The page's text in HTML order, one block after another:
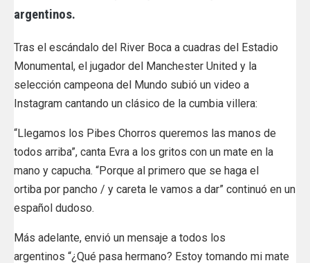
argentinos.
Tras el escándalo del River Boca a cuadras del Estadio
Monumental, el jugador del Manchester United y la
selección campeona del Mundo subió un video a
Instagram cantando un clásico de la cumbia villera:
“Llegamos los Pibes Chorros queremos las manos de
todos arriba”, canta Evra a los gritos con un mate en la
mano y capucha. “Porque al primero que se haga el
ortiba por pancho / y careta le vamos a dar” continuó en un
español dudoso.
Más adelante, envió un mensaje a todos los
argentinos “¿Qué pasa hermano? Estoy tomando mi mate